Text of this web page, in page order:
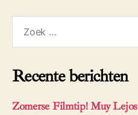
naar:
Recente berichten
Zomerse Filmtip! Muy Lejos